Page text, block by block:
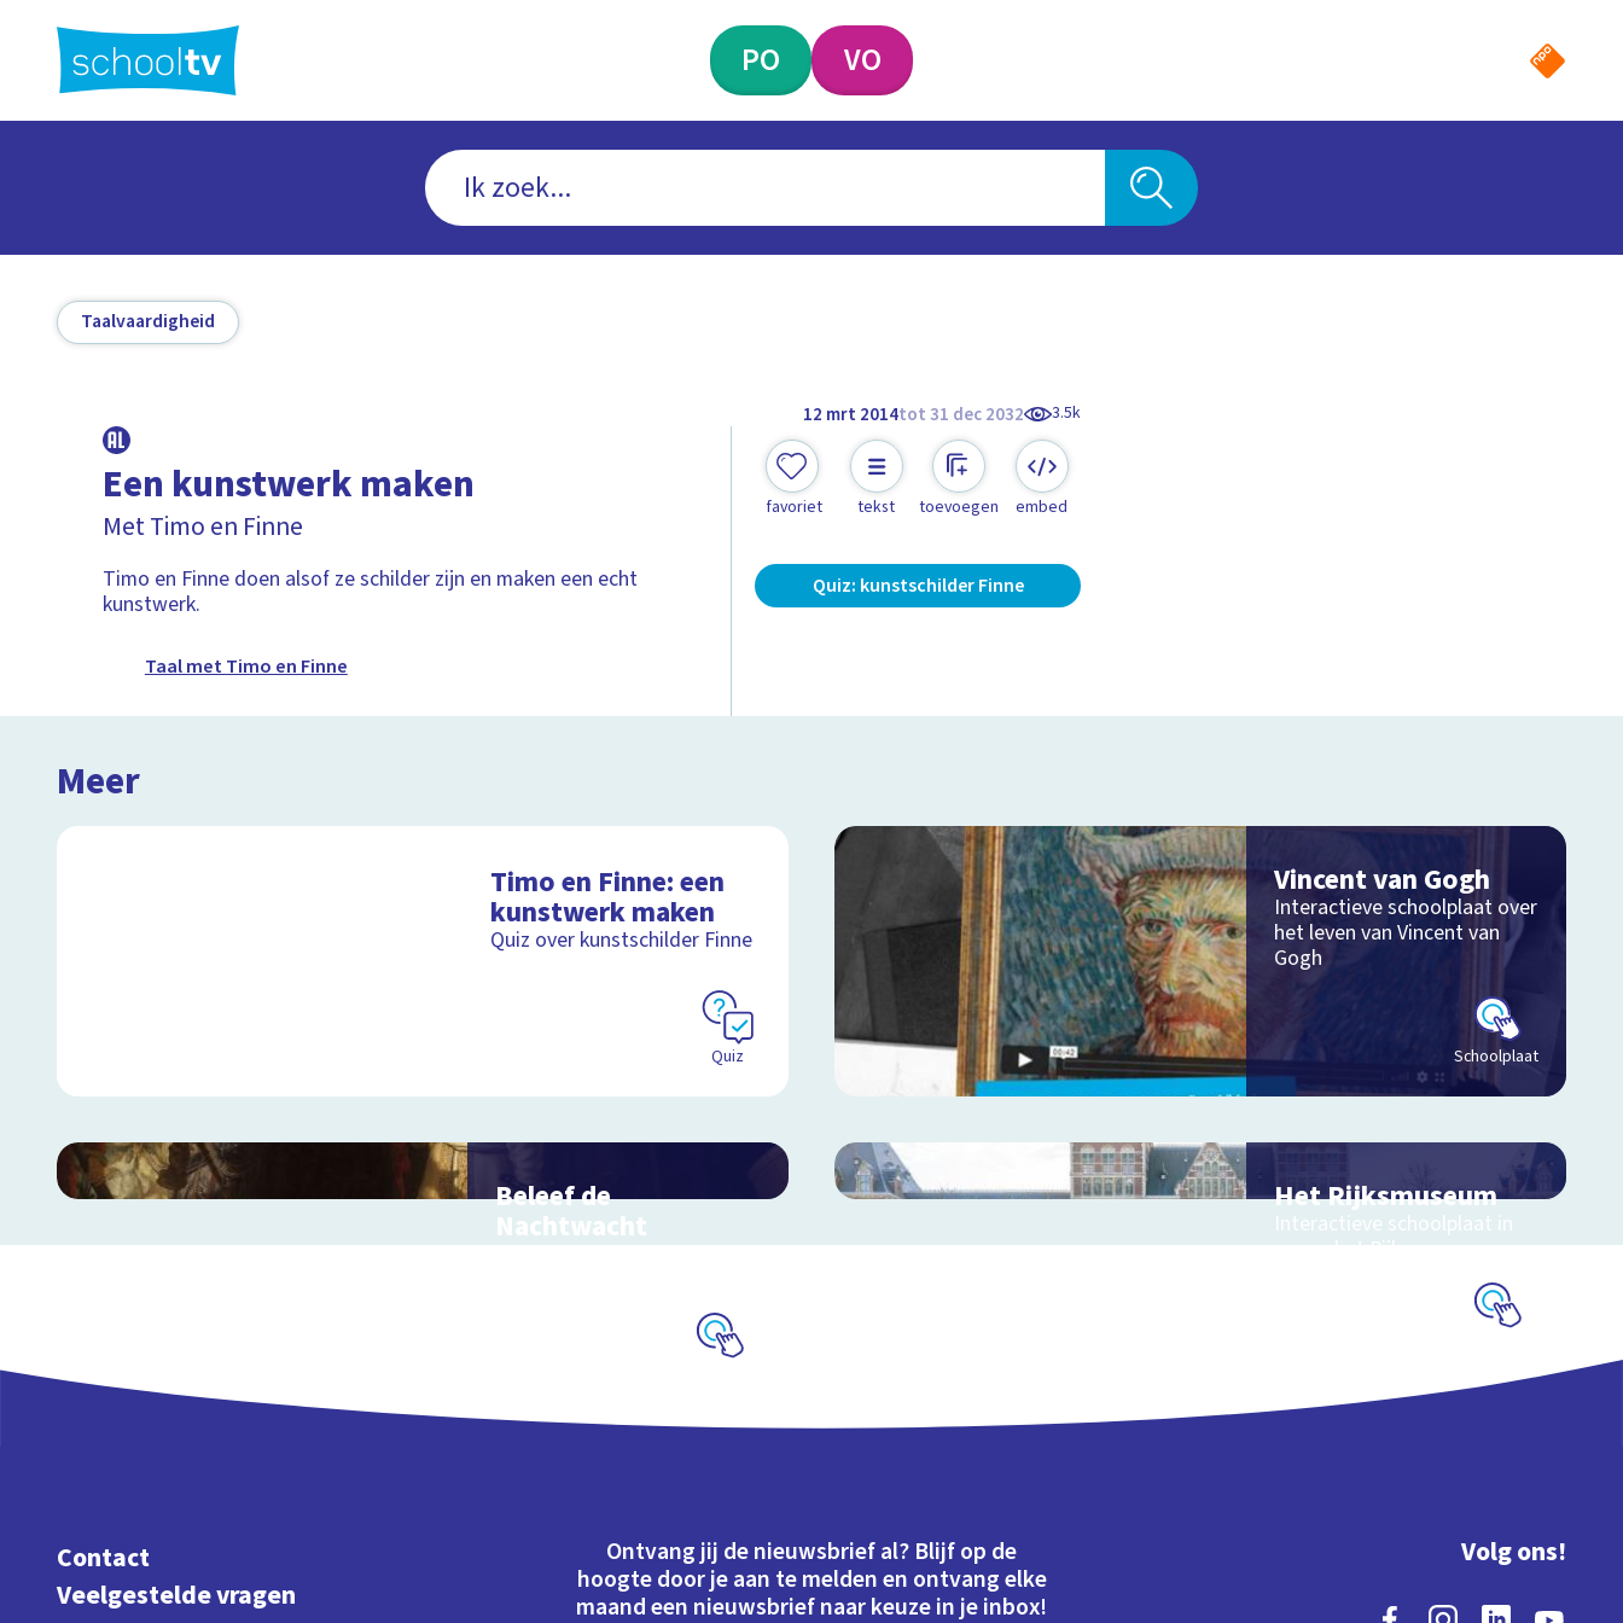
hoofdinhoud
PO VO
Taalvaardigheid
12 mrt 2014tot 31 dec 2032 3.5k
Een kunstwerk maken
Met Timo en Finne
Timo en Finne doen alsof ze schilder zijn en maken een echt
kunstwerk.
Taal met Timo en Finne
favoriet tekst toevoegen embed
Quiz: kunstschilder Finne
Meer
Timo en Finne: een
kunstwerk maken
Quiz over kunstschilder Finne
Quiz
Vincent van Gogh
Interactieve schoolplaat over
het leven van Vincent van
Gogh
Schoolplaat
Beleef de
Nachtwacht
Interactieve schoolplaat over
Het Rijksmuseum
Interactieve schoolplaat in
en om het Rijksmuseum
Contact
Veelgestelde vragen
Ontvang jij de nieuwsbrief al? Blijf op de
hoogte door je aan te melden en ontvang elke
maand een nieuwsbrief naar keuze in je inbox!
Volg ons!